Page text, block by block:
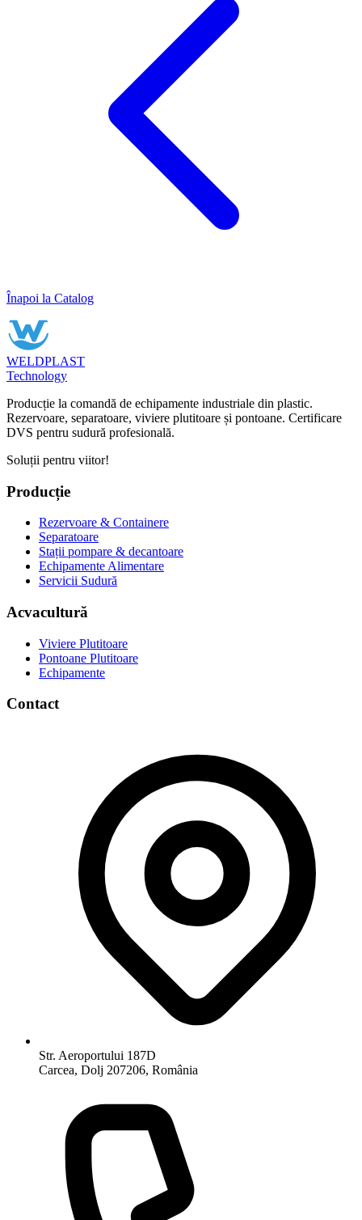
Înapoi la Catalog
WELDPLAST
Technology
Producție la comandă de echipamente industriale din plastic.
Rezervoare, separatoare, viviere plutitoare și pontoane. Certificare
DVS pentru sudură profesională.
Soluții pentru viitor!
Producție
Rezervoare & Containere
Separatoare
Stații pompare & decantoare
Echipamente Alimentare
Servicii Sudură
Acvacultură
Viviere Plutitoare
Pontoane Plutitoare
Echipamente
Contact
Str. Aeroportului 187D
Carcea, Dolj 207206, România